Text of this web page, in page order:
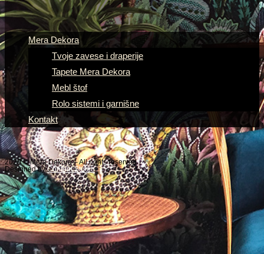
Mera Dekora
Tvoje zavese i draperije
Tapete Mera Dekora
Mebl štof
Rolo sistemi i garnišne
Kontakt
2020 © Mera Dekora – All rights reserved
Designed byContent Studio